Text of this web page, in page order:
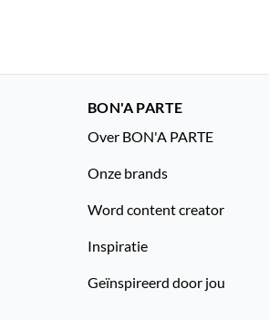
BON'A PARTE
Over BON'A PARTE
Onze brands
Word content creator
Inspiratie
Geïnspireerd door jou